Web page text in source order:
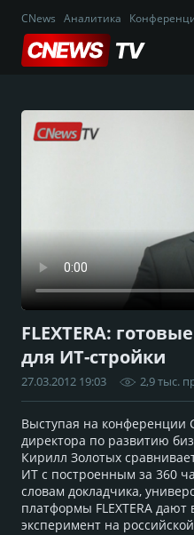
CNews Аналитика
FLEXTERA:
для ИТ-стройки
27.03.2012 19:03 2,9 тыс.
Выступая на конференции
директора по развитию
Кирилл Золотых
ИТ с построенным за 360
словам докладчика,
платформы FLEXTERA
эксперимент на